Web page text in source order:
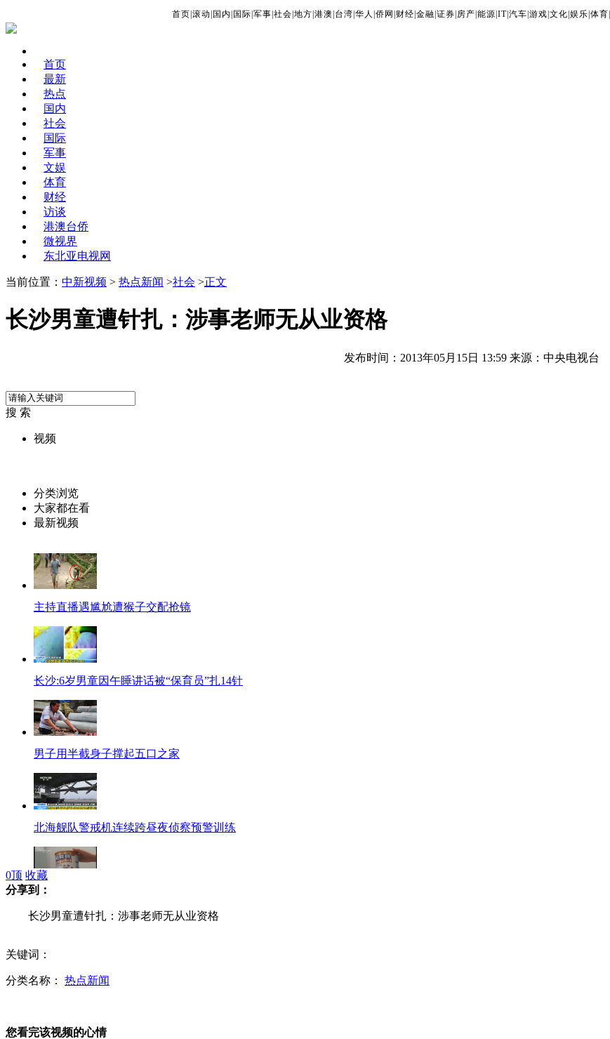
首页 滚动 国内 国际 军事 社会 地方 港澳 台湾 华人 侨网 财经 金融 证券 房产 能源 IT| 汽车 游戏 文化 娱乐 体育
首页
最新
热点
国内
社会
国际
军事
文娱
体育
财经
访谈
港澳台侨
微视界
东北亚电视网
当前位置： 中新视频 > 热点新闻 >社会 >正文
长沙男童遭针扎：涉事老师无从业资格
发布时间：2013年05月15日 13:59 来源：中央电视台
搜 索
视频
分类浏览
大家都在看
最新视频
主持直播遇尴尬遭猴子交配抢镜
长沙:6岁男童因午睡讲话被“保育员”扎14针
男子用半截身子撑起五口之家
北海舰队警戒机连续跨昼夜侦察预警训练
无照奥迪敞篷车凌晨失控飞奔
0顶 收藏
分享到：
长沙男童遭针扎：涉事老师无从业资格
关键词：
分类名称： 热点新闻
您看完该视频的心情